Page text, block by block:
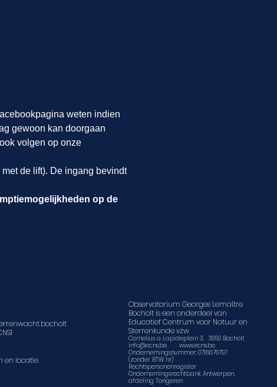
weten indien
gewoon kan doorgaan
volgen op onze
de lift). De ingang bevindt
op de
en locatie
Observatorium Georges Lemaître
Bocholt is een onderdeel van
Educatief Centrum voor Natuur en
Sterrenkunde vzw
Cornelius a Lapideplein 3, 3950 Bocholt
info@ecns.be
www.ecns.be
Ondernemingsnummer: 0718876797
(zonder BTW nr)
Rechtspersonenregister
Ondernemingsrechtbank Antwerpen,
afdeling Tongeren